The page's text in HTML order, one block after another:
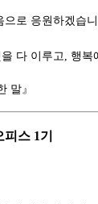
로 응원하겠습니
다 이루고, 행복
말 』
스 1기